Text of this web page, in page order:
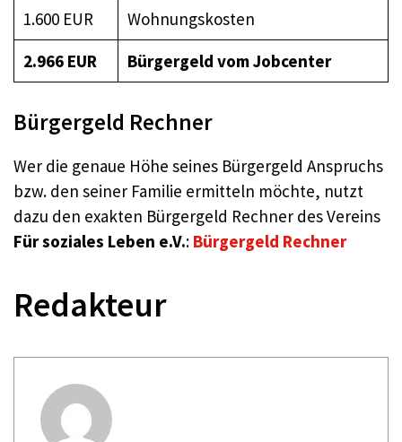
1.600 EUR
Wohnungskosten
2.966 EUR
Bürgergeld vom Jobcenter
Bürgergeld Rechner
Wer die genaue Höhe seines Bürgergeld Anspruchs
bzw. den seiner Familie ermitteln möchte, nutzt
dazu den exakten Bürgergeld Rechner des Vereins
Für soziales Leben e.V.: Bürgergeld Rechner
Redakteur